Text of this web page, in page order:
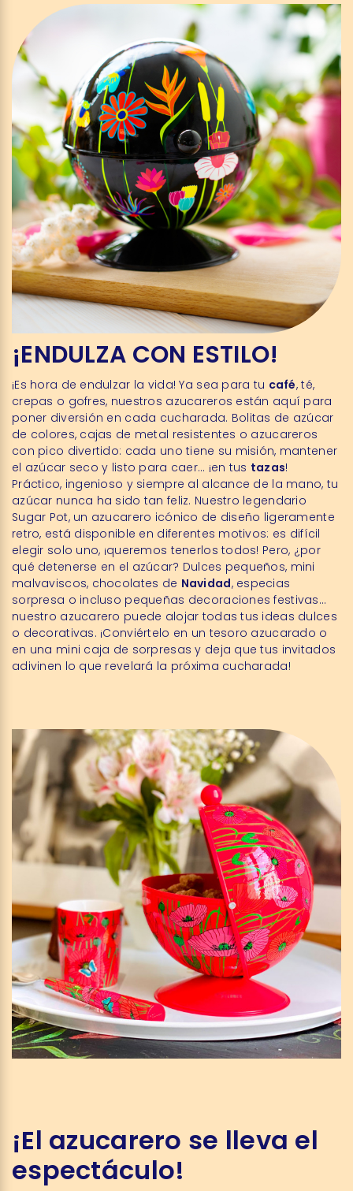
¡ENDULZA CON ESTILO!
¡Es hora de endulzar la vida! Ya sea para tu café, té,
crepas o gofres, nuestros azucareros están aquí para
poner diversión en cada cucharada. Bolitas de azúcar
de colores, cajas de metal resistentes o azucareros
con pico divertido: cada uno tiene su misión, mantener
el azúcar seco y listo para caer… ¡en tus tazas!
Práctico, ingenioso y siempre al alcance de la mano, tu
azúcar nunca ha sido tan feliz. Nuestro legendario
Sugar Pot, un azucarero icónico de diseño ligeramente
retro, está disponible en diferentes motivos: es difícil
elegir solo uno, ¡queremos tenerlos todos! Pero, ¿por
qué detenerse en el azúcar? Dulces pequeños, mini
malvaviscos, chocolates de Navidad, especias
sorpresa o incluso pequeñas decoraciones festivas…
nuestro azucarero puede alojar todas tus ideas dulces
o decorativas. ¡Conviértelo en un tesoro azucarado o
en una mini caja de sorpresas y deja que tus invitados
adivinen lo que revelará la próxima cucharada!
¡El azucarero se lleva el
espectáculo!